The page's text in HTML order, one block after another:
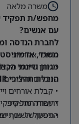
משרה מלאה
מחפש/ת תפקיד
עם אנשים?
לחברת הנדסה
משרד,
מגוון ודינמי
הובלת תהליכי HR שוטפים.
תחומי אחריות:
• מתן שירות
פנימיים וחיצוניים.
• קבלת אורחים
• עבודה מול
התפעול השוטף
דרישות התפקיד:
• ניסיון של